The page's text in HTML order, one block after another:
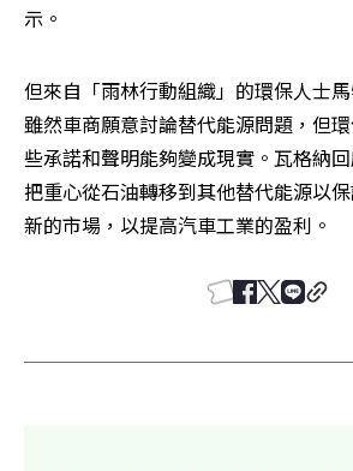
示。
但來自「雨林行動組織」的環保人士
雖然車商願意討論替代能源問題，但
些承諾和聲明能夠變成現實。瓦格納
把重心從石油轉移到其他替代能源以
新的市場，以提高汽車工業的盈利。